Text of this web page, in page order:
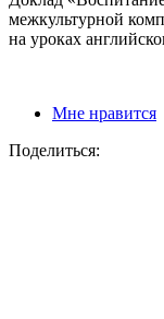
межкультурной
на уроках
Мне нравится
Поделиться: